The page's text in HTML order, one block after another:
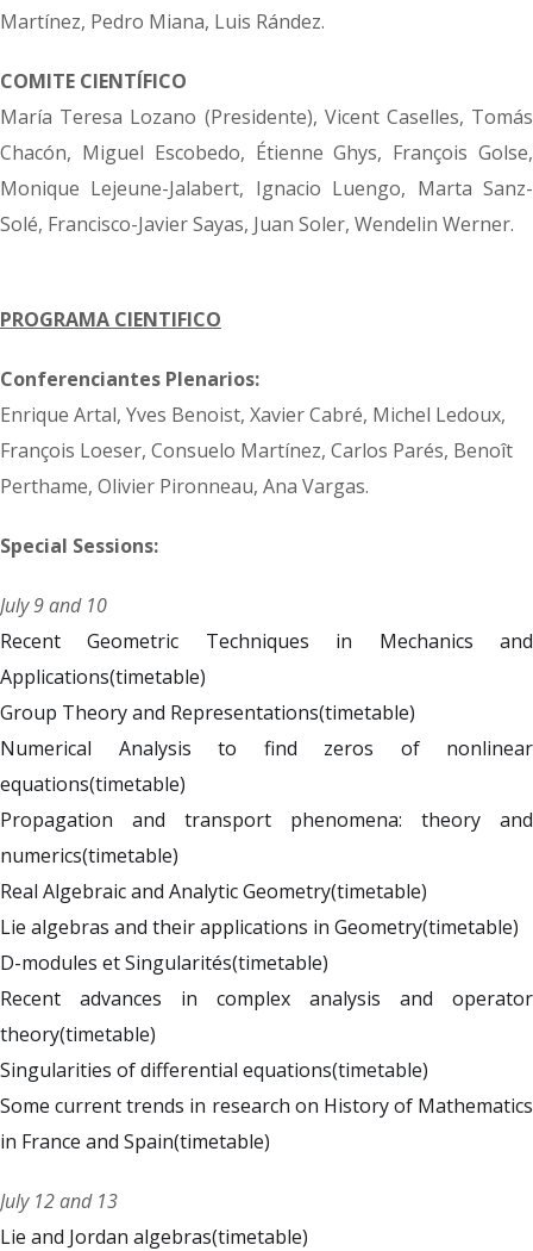
Martínez, Pedro Miana, Luis Rández.
COMITE CIENTÍFICO
María Teresa Lozano (Presidente), Vicent Caselles, Tomás
Chacón, Miguel Escobedo, Étienne Ghys, François Golse,
Monique Lejeune-Jalabert, Ignacio Luengo, Marta Sanz-
Solé, Francisco-Javier Sayas, Juan Soler, Wendelin Werner.
PROGRAMA CIENTIFICO
Conferenciantes Plenarios:
Enrique Artal, Yves Benoist, Xavier Cabré, Michel Ledoux,
François Loeser, Consuelo Martínez, Carlos Parés, Benoît
Perthame, Olivier Pironneau, Ana Vargas.
Special Sessions:
July 9 and 10
Recent Geometric Techniques in Mechanics and
Applications(timetable)
Group Theory and Representations(timetable)
Numerical Analysis to find zeros of nonlinear
equations(timetable)
Propagation and transport phenomena: theory and
numerics(timetable)
Real Algebraic and Analytic Geometry(timetable)
Lie algebras and their applications in Geometry(timetable)
D-modules et Singularités(timetable)
Recent advances in complex analysis and operator
theory(timetable)
Singularities of differential equations(timetable)
Some current trends in research on History of Mathematics
in France and Spain(timetable)
July 12 and 13
Lie and Jordan algebras(timetable)